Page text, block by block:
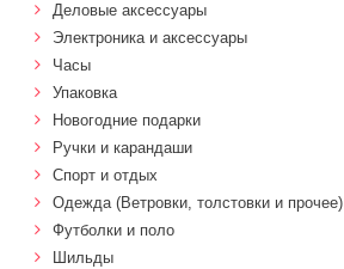
Деловые аксессуары
Электроника и аксессуары
Часы
Упаковка
Новогодние подарки
Ручки и карандаши
Спорт и отдых
Одежда (Ветровки, толстовки и прочее)
Футболки и поло
Шильды